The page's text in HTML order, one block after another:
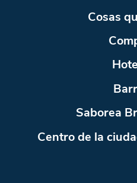
Cosas
Saborea
Centro de la